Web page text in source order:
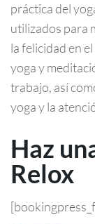
práctica del
utilizados para
la felicidad en
yoga y
trabajo, así
yoga y la
Haz
Relox